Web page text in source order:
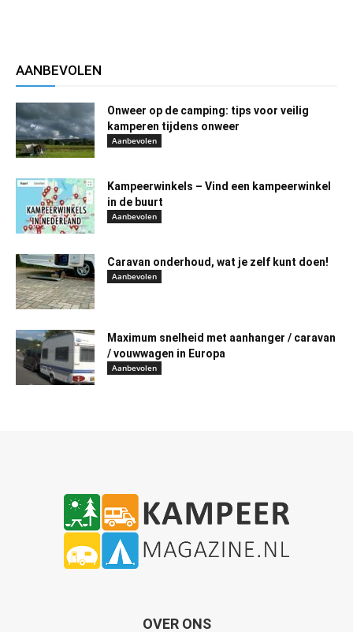
AANBEVOLEN
Onweer op de camping: tips voor veilig
kamperen tijdens onweer
Aanbevolen
Kampeerwinkels – Vind een kampeerwinkel
in de buurt
Aanbevolen
Caravan onderhoud, wat je zelf kunt doen!
Aanbevolen
Maximum snelheid met aanhanger / caravan
/ vouwwagen in Europa
Aanbevolen
OVER ONS